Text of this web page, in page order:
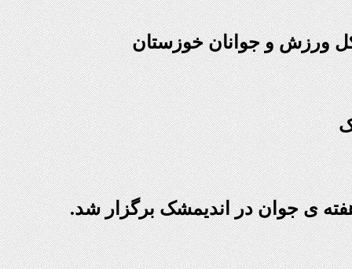
ورزش و جوانان خوزستان
ی جوان در اندیمشک برگزار شد.